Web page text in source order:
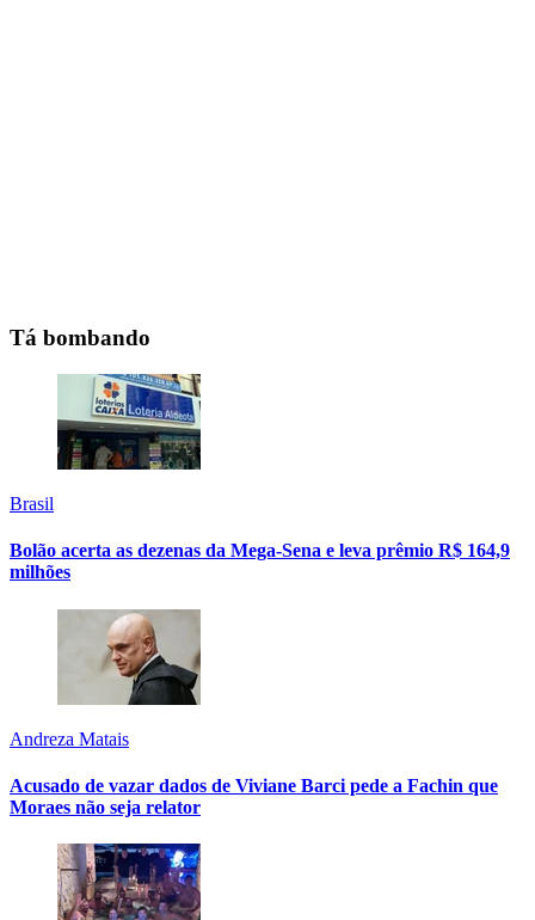
Tá bombando
Brasil
Bolão acerta as dezenas da Mega-Sena e leva prêmio R$ 164,9
milhões
Andreza Matais
Acusado de vazar dados de Viviane Barci pede a Fachin que
Moraes não seja relator